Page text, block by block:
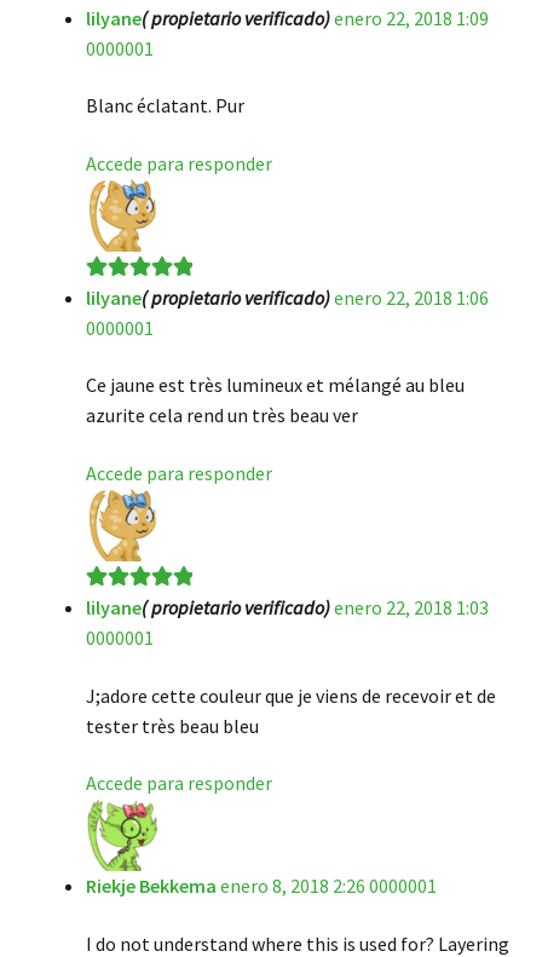
Valorado en5
de 5
lilyane( propietario verificado)enero 22, 2018 1:09
0000001
Blanc éclatant. Pur
Accede para responder
Valorado en5
de 5
lilyane( propietario verificado)enero 22, 2018 1:06
0000001
Ce jaune est très lumineux et mélangé au bleu
azurite cela rend un très beau ver
Accede para responder
Valorado en5
de 5
lilyane( propietario verificado)enero 22, 2018 1:03
0000001
J;adore cette couleur que je viens de recevoir et de
tester très beau bleu
Accede para responder
Riekje Bekkema enero 8, 2018 2:26 0000001
I do not understand where this is used for? Layering